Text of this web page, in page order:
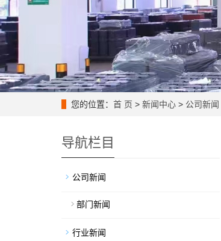
您的位置： 首 页 > 新闻中心 > 公司新闻
导航栏目
公司新闻
部门新闻
行业新闻